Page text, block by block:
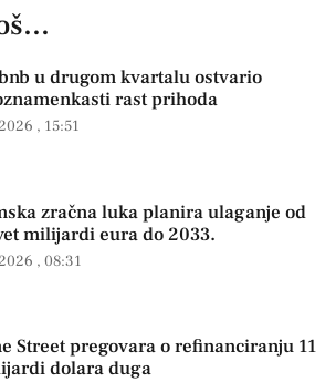
u drugom kvartalu ostvario
rast prihoda
15:51
zračna luka planira ulaganje od
milijardi eura do 2033.
08:31
Street pregovara o refinanciranju 11
dolara duga